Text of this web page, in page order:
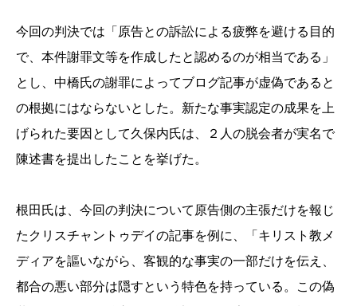
今回の判決では「原告との訴訟による疲弊を避ける目的
で、本件謝罪文等を作成したと認めるのが相当である」
とし、中橋氏の謝罪によってブログ記事が虚偽であると
の根拠にはならないとした。新たな事実認定の成果を上
げられた要因として久保内氏は、２人の脱会者が実名で
陳述書を提出したことを挙げた。
根田氏は、今回の判決について原告側の主張だけを報じ
たクリスチャントゥデイの記事を例に、「キリスト教メ
ディアを謳いながら、客観的な事実の一部だけを伝え、
都合の悪い部分は隠すという特色を持っている。この偽